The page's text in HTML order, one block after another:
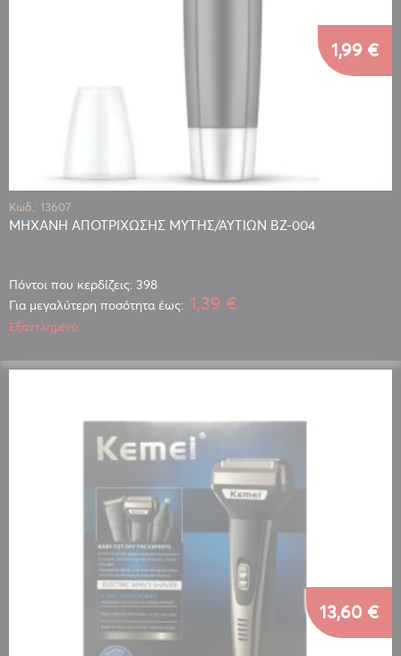
Κωδ.: 13607
ΜΗΧΑΝH ΑΠΟΤΡΙΧΩΣΗΣ ΜΥΤΗΣ/ΑΥΤΙΩΝ ΒΖ-004
Πόντοι που κερδίζεις: 398
1,99 €
Για μεγαλύτερη ποσότητα έως: 1,39 €
Εξαντλημένο
13,60 €